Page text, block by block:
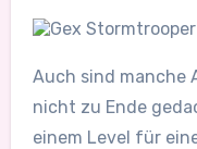
Auch sind manche
nicht zu Ende
einem Level für